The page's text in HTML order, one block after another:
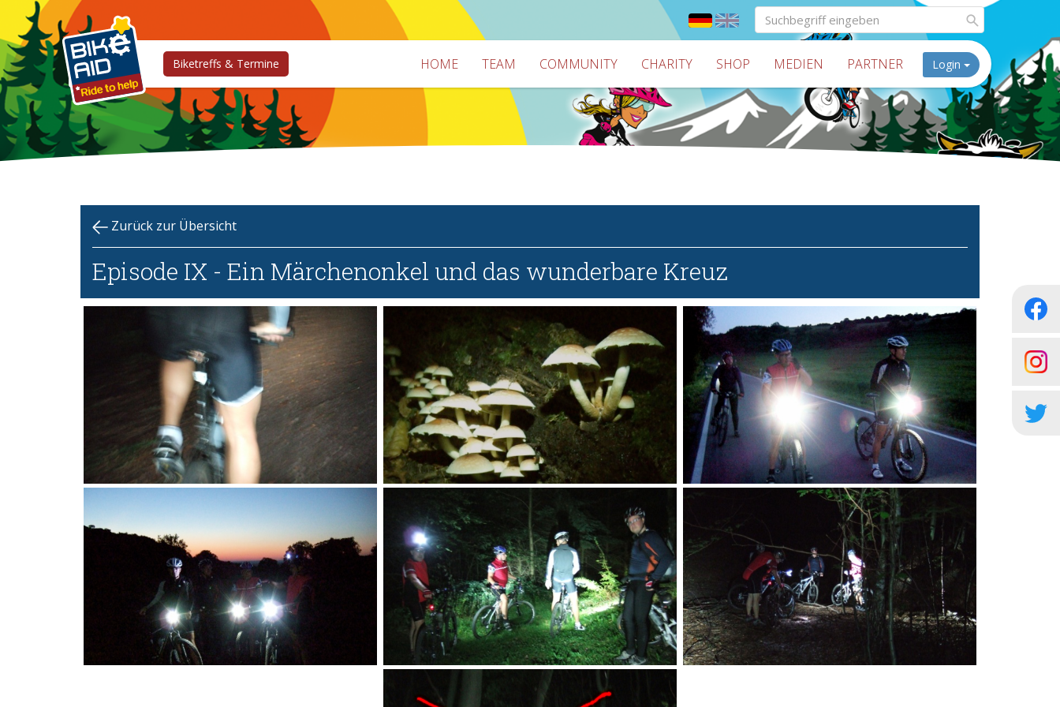
Biketreffs & Termine HOME TEAM COMMUNITY CHARITY SHOP MEDIEN PARTNER Login
Zurück zur Übersicht
Episode IX - Ein Märchenonkel und das wunderbare Kreuz